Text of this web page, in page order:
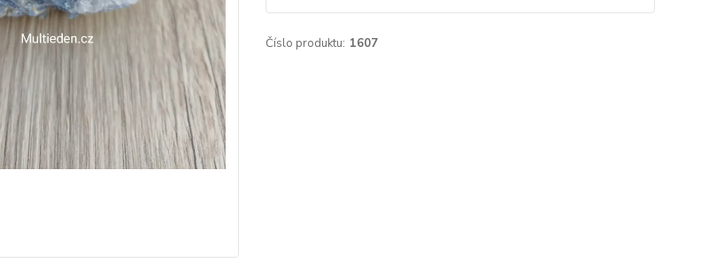
Číslo produktu: 1607